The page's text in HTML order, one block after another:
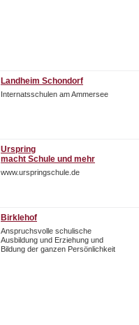
Landheim Schondorf
Internatsschulen am Ammersee
Urspring
macht Schule und mehr
www.urspringschule.de
Birklehof
Anspruchsvolle schulische
Ausbildung und Erziehung und
Bildung der ganzen Persönlichkeit